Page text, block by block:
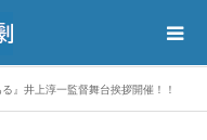
』井上淳一監督舞台挨拶開催！！